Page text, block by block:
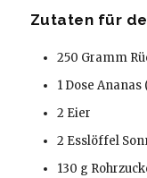
Zutaten für
250 Gramm
1 Dose Ananas
2 Eier
2 Esslöffel
130 g